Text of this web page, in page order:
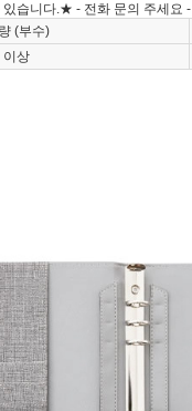
습니다.★ - 전화 문의 주세요 -
(부수)
이상